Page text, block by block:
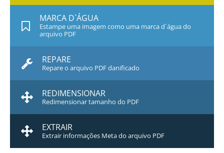
MARCA D`ÁGUA
Estampe uma imagem como uma marca d`água do
arquivo PDF
REPARE
Repare o arquivo PDF danificado
REDIMENSIONAR
Redimensionar tamanho do PDF
EXTRAIR
Extrair informações Meta do arquivo PDF